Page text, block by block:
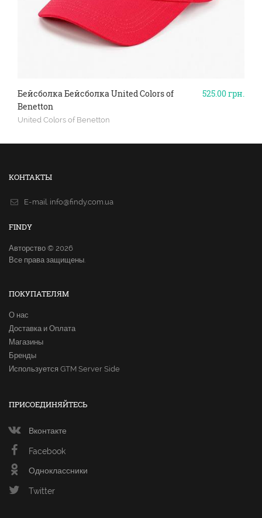
525.00грн.
Бейсболка Бейсболка United Colors of
Benetton
United Colors of Benetton
КОНТАКТЫ
E-mail. info@findy.com.ua
FINDY
Авторство © 2026
Все права защищены.
ПОКУПАТЕЛЯМ
О нас
Доставка и Оплата
Магазины
Бренды
Используется GTM Server Side
ПРИСОЕДИНЯЙТЕСЬ
Вконтакте
Facebook
Одноклассники
Twitter